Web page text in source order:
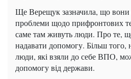
Ще Верещук зазначила, що вони
проблеми щодо прифронтових
саме там живуть люди. Про те,
надавати допомогу. Більш того,
люди, які взяли до себе ВПО,
допомогу від держави.